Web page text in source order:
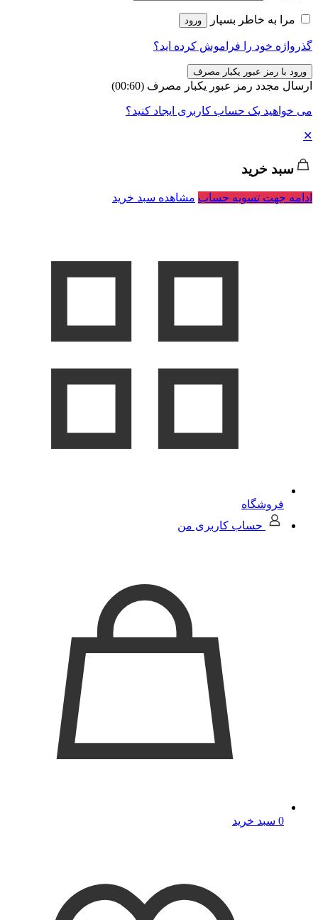
مرا به خاطر بسپار ورود
گذرواژه خود را فراموش کرده اید؟
ورود با رمز عبور یکبار مصرف
ارسال مجدد رمز عبور یکبار مصرف (00:
60
)
می خواهید یک حساب کاربری ایجاد کنید؟
✕
سبد خرید
ادامه جهت تسویه حساب مشاهده سبد خرید
فروشگاه
حساب کاربری من
0 سبد خرید